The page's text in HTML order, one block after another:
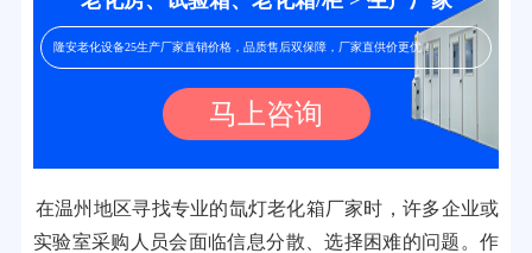
隆安老化设备25生产厂家直销价格，品质售后双保障，厂家直供价更优！
马上咨询
在温州地区寻找专业的氙灯老化箱厂家时，许多企业或
实验室采购人员会面临信息分散、选择困难的问题。作